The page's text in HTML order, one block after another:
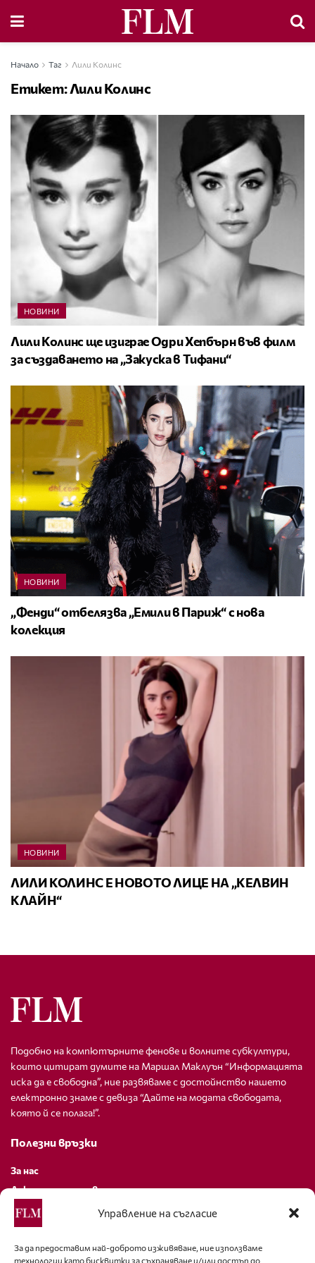
Управление на съгласие
За да предоставим най-доброто изживяване, ние използваме
технологии като бисквитки за съхраняване и/или достъп до
Начало Таг Лили Колинс
Етикет:Лили Колинс
НОВИНИ
Лили Колинс ще изиграе Одри Хепбърн във филм
за създаването на „Закуска в Тифани“
НОВИНИ
„Фенди“ отбелязва „Емили в Париж“ с нова
колекция
НОВИНИ
ЛИЛИ КОЛИНС Е НОВОТО ЛИЦЕ НА „КЕЛВИН
КЛАЙН“
Подобно на компютърните фенове и волните субкултури,
които цитират думите на Маршал Маклуън “Информацията
иска да е свободна”, ние развяваме с достойнство нашето
електронно знаме с девиза “Дайте на модата свободата,
която й се полага!”.
Полезни връзки
За нас
Декларация за поверителност
Политика за бисквитки
За контакти